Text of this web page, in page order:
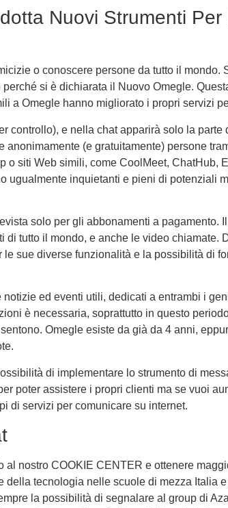
Nuovi Strumenti
o conoscere persone da tutto il
si è dichiarata il Nuovo Omegle.
a Omegle hanno migliorato i propri servizi
controllo), e nella chat apparirà solo la
anonimamente (e gratuitamente) persone
o siti Web simili, come CoolMeet, ChatHub,
ugualmente inquietanti e pieni di potenziali
solo per gli abbonamenti a pagamento.
di tutto il mondo, e anche le video
le sue diverse funzionalità e la possibilità di
ed eventi utili, dedicati a entrambi i
è necessaria, soprattutto in questo
Omegle esiste da già da 4 anni,
di implementare lo strumento di
poter assistere i propri clienti ma se vuoi
di servizi per comunicare su internet.
al nostro COOKIE CENTER e ottenere
della tecnologia nelle scuole di mezza
la possibilità di segnalare al group di